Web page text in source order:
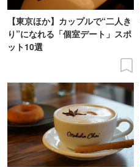
【東京ほか】カップルで“二人き
り”になれる「個室デート」スポ
ット10選